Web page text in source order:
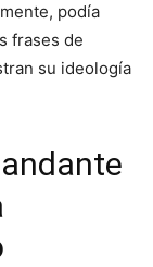
podía
frases de
su ideología